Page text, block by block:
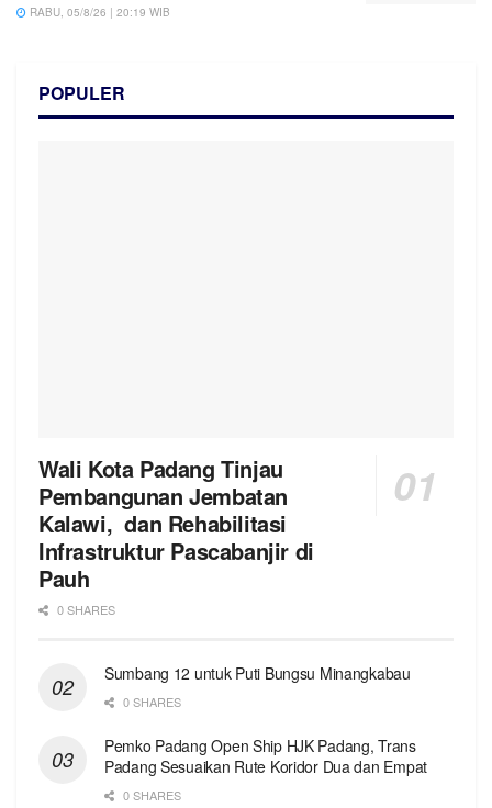
RABU, 05/8/26 | 20:19 WIB
POPULER
Wali Kota Padang Tinjau
Pembangunan Jembatan
Kalawi, dan Rehabilitasi
Infrastruktur Pascabanjir di
Pauh
0 SHARES
Sumbang 12 untuk Puti Bungsu Minangkabau
0 SHARES
Pemko Padang Open Ship HJK Padang, Trans
Padang Sesuaikan Rute Koridor Dua dan Empat
0 SHARES